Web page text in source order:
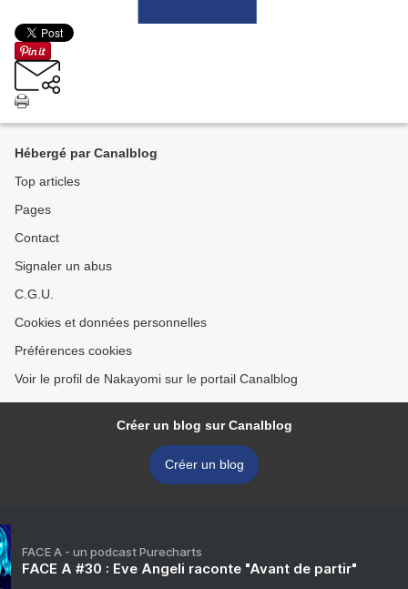
Hébergé par Canalblog
Top articles
Pages
Contact
Signaler un abus
C.G.U.
Cookies et données personnelles
Préférences cookies
Voir le profil de Nakayomi sur le portail Canalblog
Créer un blog sur Canalblog
Créer un blog
FACE A - un podcast Purecharts
FACE A #30 : Eve Angeli raconte "Avant de partir"